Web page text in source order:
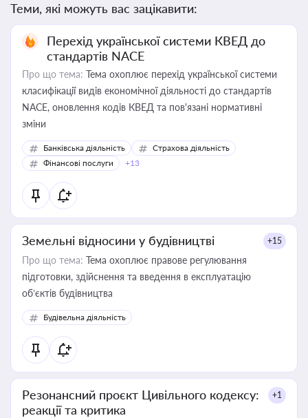
Теми, які можуть вас зацікавити:
Перехід української системи КВЕД до
стандартів NACE
Про що тема: Тема охоплює перехід української системи
класифікації видів економічної діяльності до стандартів
NACE, оновлення кодів КВЕД та пов'язані нормативні
зміни
Банківська діяльність
Страхова діяльність
Фінансові послуги
+13
Земельні відносини у будівництві +15
Про що тема: Тема охоплює правове регулювання
підготовки, здійснення та введення в експлуатацію
об’єктів будівництва
Будівельна діяльність
Резонансний проєкт Цивільного кодексу:
реакції та критика
+1